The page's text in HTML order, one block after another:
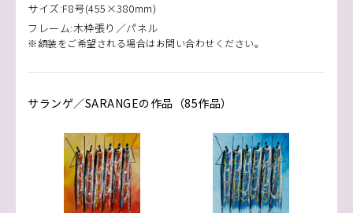
サイズ:F8号(455×380mm)
フレーム:木枠張り／パネル
※額装をご希望される場合はお問い合わせください。
サランゲ／SARANGEの作品（85作品）